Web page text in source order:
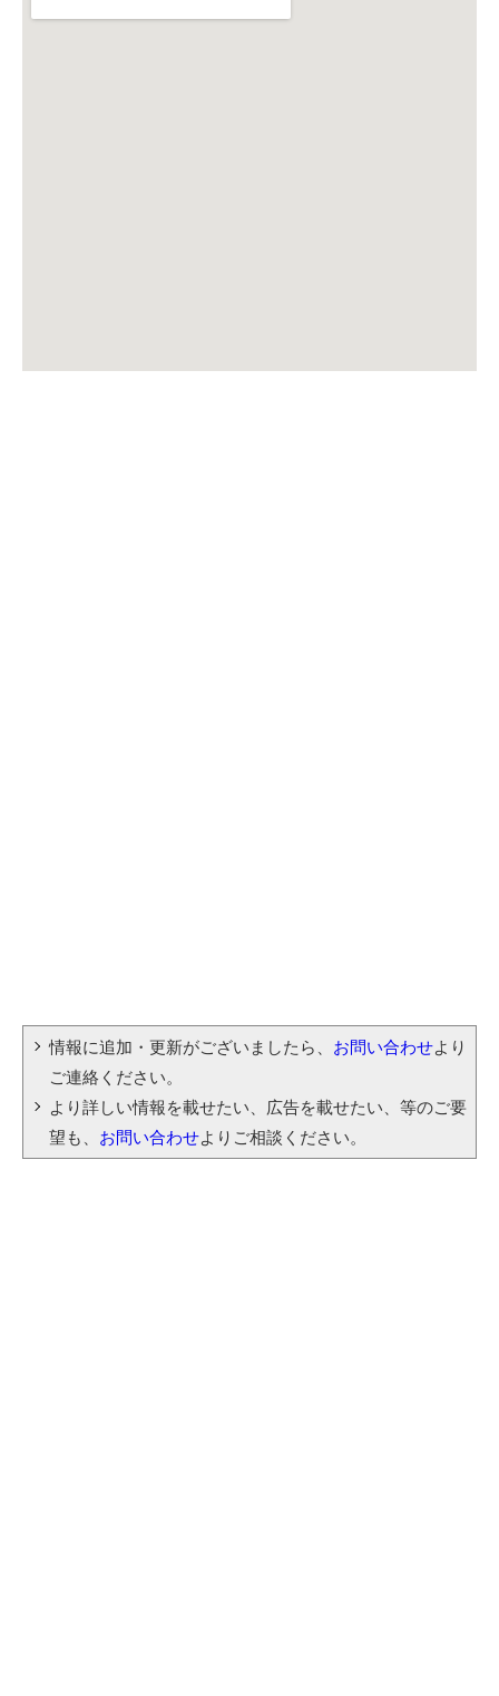
情報に追加・更新がございましたら、 お問い合わせより
ご連絡ください。
より詳しい情報を載せたい、広告を載せたい、等のご要
望も、 お問い合わせよりご相談ください。